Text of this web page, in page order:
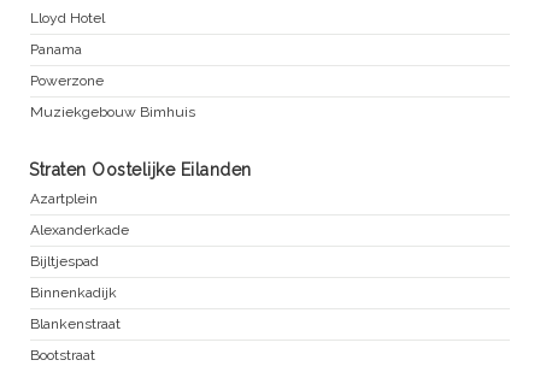
Lloyd Hotel
Panama
Powerzone
Muziekgebouw Bimhuis
Straten Oostelijke Eilanden
Azartplein
Alexanderkade
Bijltjespad
Binnenkadijk
Blankenstraat
Bootstraat